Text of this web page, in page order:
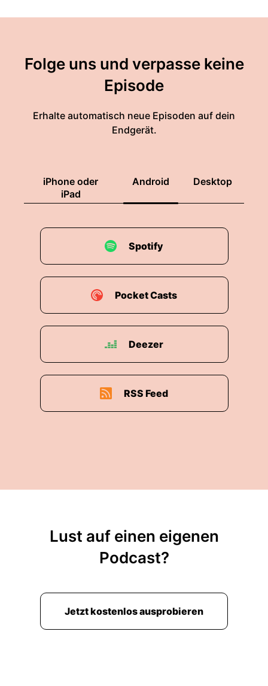
Folge uns und verpasse keine
Episode
Erhalte automatisch neue Episoden auf dein
Endgerät.
iPhone oder
iPad
Android Desktop
Spotify
Pocket Casts
Deezer
RSS Feed
Lust auf einen eigenen
Podcast?
Jetzt kostenlos ausprobieren